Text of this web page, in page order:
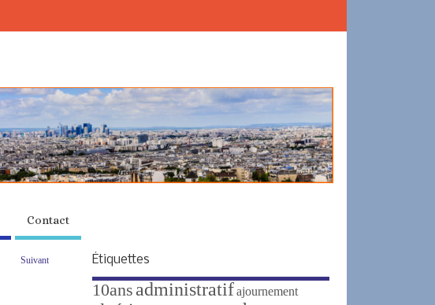
Contact
Suivant Étiquettes
10ans administratif ajournement